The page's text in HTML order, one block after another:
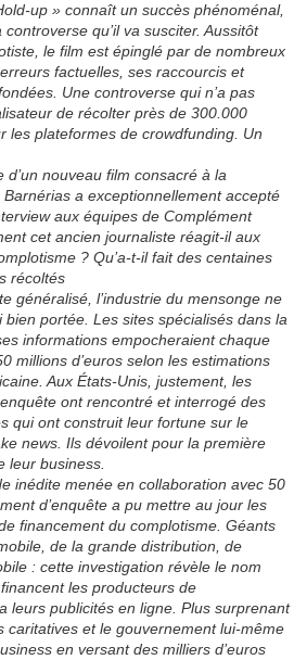
up » connaît un succès phénoménal,
qu’il va susciter. Aussitôt
le film est épinglé par de nombreux
factuelles, ses raccourcis et
Une controverse qui n’a pas
de récolter près de 300.000
les plateformes de crowdfunding. Un
d’un nouveau film consacré à la
a exceptionnellement accepté
aux équipes de Complément
cet ancien journaliste réagit-il aux
? Qu’a-t-il fait des centaines
récoltés
généralisé, l’industrie du mensonge ne
bien portée. Les sites spécialisés dans la
informations empocheraient chaque
millions d’euros selon les estimations
Aux États-Unis, justement, les
ont rencontré et interrogé des
qui ont construit leur fortune sur le
news. Ils dévoilent pour la première
leur business.
inédite menée en collaboration avec 50
d’enquête a pu mettre au jour les
financement du complotisme. Géants
de la grande distribution, de
: cette investigation révèle le nom
les producteurs de
leurs publicités en ligne. Plus surprenant
caritatives et le gouvernement lui-même
en versant des milliers d’euros